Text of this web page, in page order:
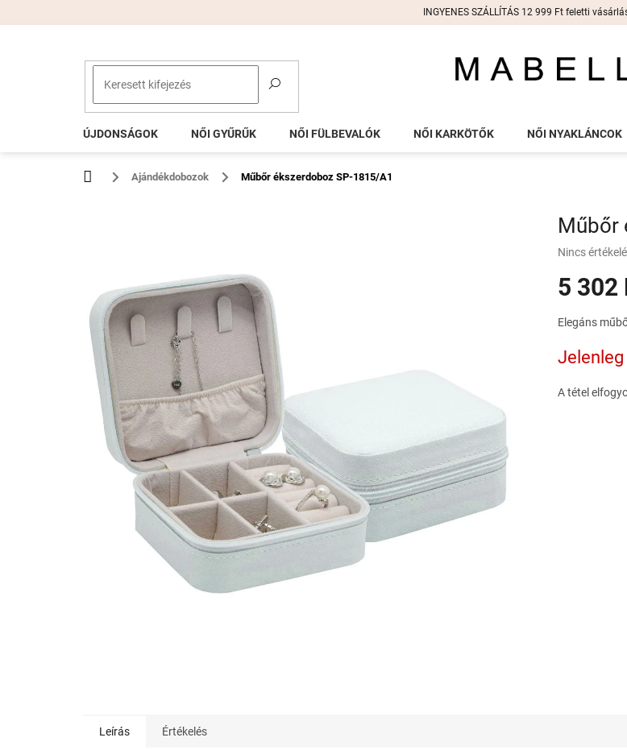
INGYENES SZÁLLÍTÁS 12 999 Ft feletti
ÚJDONSÁGOK NŐI GYŰRŰK NŐI FÜLBEVALÓK NŐI KARKÖTŐK NŐI NYAKLÁNCOK
KezdőlapAjándékdobozok Műbőr ékszerdoboz SP-1815/A1
Műbőr
A
átlagos
értékelése
ből
csillag.
Nincs
5 302
Elegáns
A tétel
Leírás Értékelés